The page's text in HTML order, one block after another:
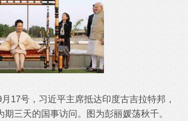
号，习近平主席抵达印度古吉拉特邦，
期三天的国事访问。图为彭丽媛荡秋千。